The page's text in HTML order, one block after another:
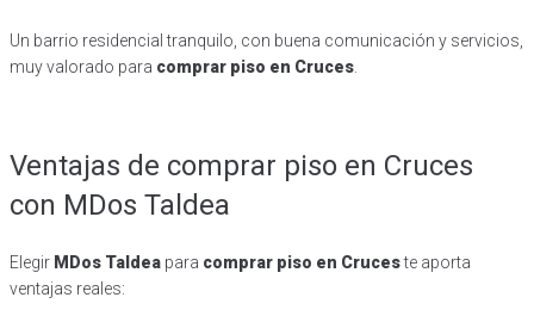
Un barrio residencial tranquilo, con buena comunicación y servicios,
muy valorado para comprar piso en Cruces
Ventajas de comprar piso en Cruces
con MDos Taldea
Elegir MDos Taldea para comprar piso en Cruceste aporta
ventajas reales: